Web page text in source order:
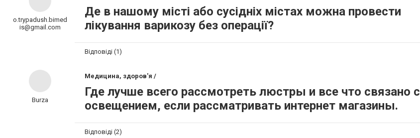
o.trypadush.bimed
is@gmail.com
Де в нашому місті або сусідніх містах можна провести
лікування варикозу без операції?
Відповіді (1)
Burza
Медицина, здоров'я /
Где лучше всего рассмотреть люстры и все что связано с
освещением, если рассматривать интернет магазины.
Відповіді (2)